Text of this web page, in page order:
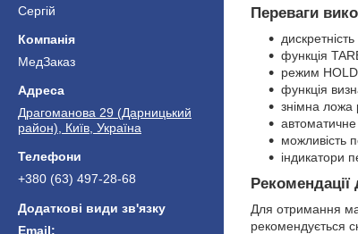
Сергій
МедЗаказ
Драгоманова 29 (Дарницький
район), Київ, Україна
+380 (63) 497-28-68
Переваги
функція
режим HOLD
функція
знімна ложа
можливість
індикатори
Для отримання
рекомендується